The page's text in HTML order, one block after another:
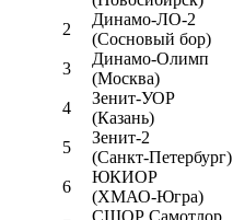
2
Динамо-ЛО-2
(Сосновый бор)
3
Динамо-Олимп
(Москва)
4
Зенит-УОР
(Казань)
5
Зенит-2
(Санкт-Петербург)
6
ЮКИОР
(ХМАО-Югра)
СШОР Самотлор